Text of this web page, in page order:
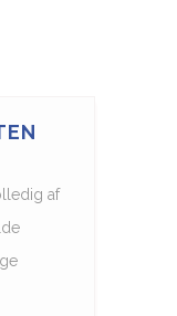
af